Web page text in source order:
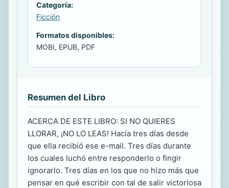
Categoría:
Ficción
Formatos disponibles:
MOBI, EPUB, PDF
Resumen del Libro
ACERCA DE ESTE LIBRO: SI NO QUIERES
LLORAR, ¡NO LO LEAS! Hacía tres días desde
que ella recibió ese e-mail. Tres días durante
los cuales luchó entre responderlo o fingir
ignorarlo. Tres días en los que no hizo más que
pensar en qué escribir con tal de salir victoriosa